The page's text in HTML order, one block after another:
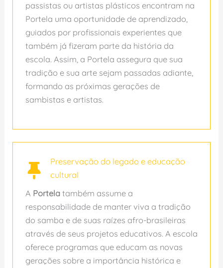
passistas ou artistas plásticos encontram na
Portela uma oportunidade de aprendizado,
guiados por profissionais experientes que
também já fizeram parte da história da
escola. Assim, a Portela assegura que sua
tradição e sua arte sejam passadas adiante,
formando as próximas gerações de
sambistas e artistas.
Preservação do legado e educação
cultural
A Portelatambém assume a
responsabilidade de manter viva a tradição
do samba e de suas raízes afro-brasileiras
através de seus projetos educativos. A escola
oferece programas que educam as novas
gerações sobre a importância histórica e